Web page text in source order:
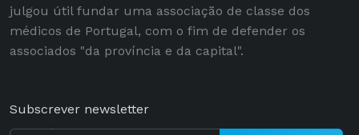
julgou útil fundar uma associação de classe dos
médicos de Portugal, com o fim de defender os
associados "da província e da capital".
Subscrever newsletter